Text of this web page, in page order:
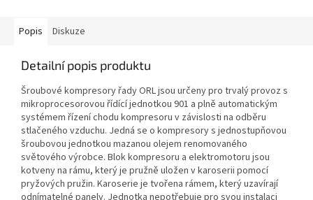
Popis Diskuze
Detailní popis produktu
Šroubové kompresory řady ORL jsou určeny pro trvalý provoz s
mikroprocesorovou řídící jednotkou 901 a plně automatickým
systémem řízení chodu kompresoru v závislosti na odběru
stlačeného vzduchu. Jedná se o kompresory s jednostupňovou
šroubovou jednotkou mazanou olejem renomovaného
světového výrobce. Blok kompresoru a elektromotoru jsou
kotveny na rámu, který je pružně uložen v karoserii pomocí
pryžových pružin. Karoserie je tvořena rámem, který uzavírají